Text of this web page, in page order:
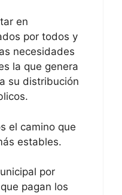
en
por todos y
necesidades
la que genera
su distribución
el camino que
estables.
por
pagan los